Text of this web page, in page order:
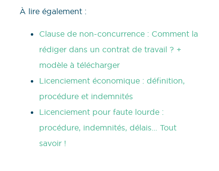
À lire également :
Clause de non-concurrence : Comment la
rédiger dans un contrat de travail ? +
modèle à télécharger
Licenciement économique : définition,
procédure et indemnités
Licenciement pour faute lourde :
procédure, indemnités, délais… Tout
savoir !